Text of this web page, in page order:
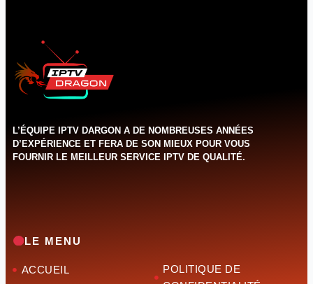
L’ÉQUIPE IPTV DARGON A DE NOMBREUSES ANNÉES
D’EXPÉRIENCE ET FERA DE SON MIEUX POUR VOUS
FOURNIR LE MEILLEUR SERVICE IPTV DE QUALITÉ.‌‌‌‌‌
LE MENU
ACCUEIL
POLITIQUE DE